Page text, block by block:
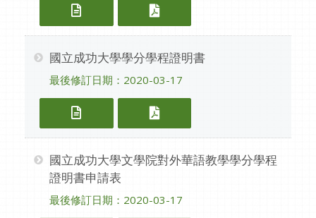
國立成功大學跨領域學分學程證明書
國立成功大學跨領域學分
國立成功大學學分學程證明書
最後修訂日期：2020-03-17
國立成功大學學分學程證明書（ODT）
國立成功大學學分學程證
國立成功大學文學院對外華語教學學分學程
證明書申請表
最後修訂日期：2020-03-17